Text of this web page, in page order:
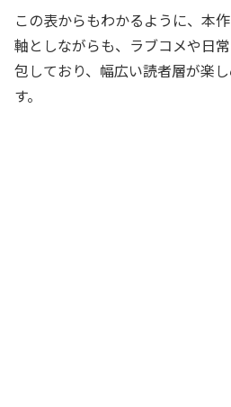
この表からもわかるように、本
軸としながらも、ラブコメや日
包しており、幅広い読者層が楽
す。